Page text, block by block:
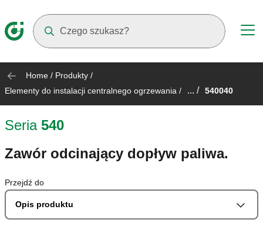
Home / Produkty /
Elementy do instalacji centralnego ogrzewania / ... / 540040
Seria 540
Zawór odcinający dopływ paliwa.
Przejdź do
Opis produktu